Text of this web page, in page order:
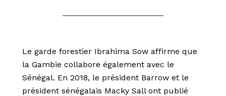
Le garde forestier Ibrahima Sow affirme que
la Gambie collabore également avec le
Sénégal. En 2018, le président Barrow et le
président sénégalais Macky Sall ont publié